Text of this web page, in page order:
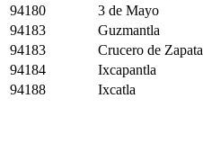
94180
3 de Mayo
94183
Guzmantla
94183
Crucero de Zapata
94184
Ixcapantla
94188
Ixcatla